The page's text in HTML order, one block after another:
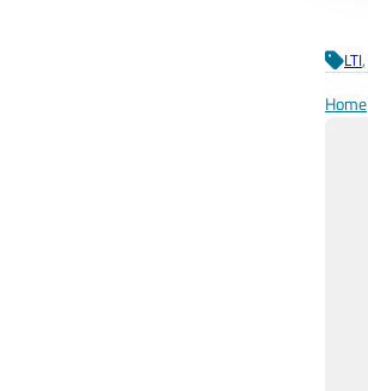
LTI,
Home